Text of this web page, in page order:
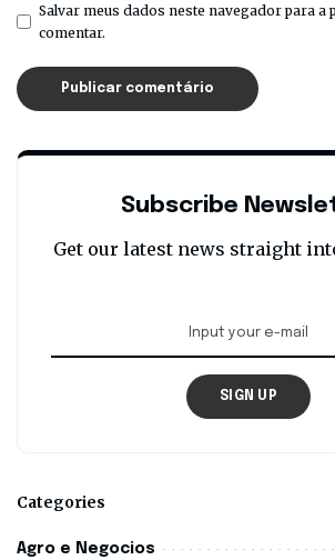
Salvar meus dados neste navegador para a
comentar.
Subscribe
Get our latest news straight
SIGN UP
Categories
Agro e Negocios